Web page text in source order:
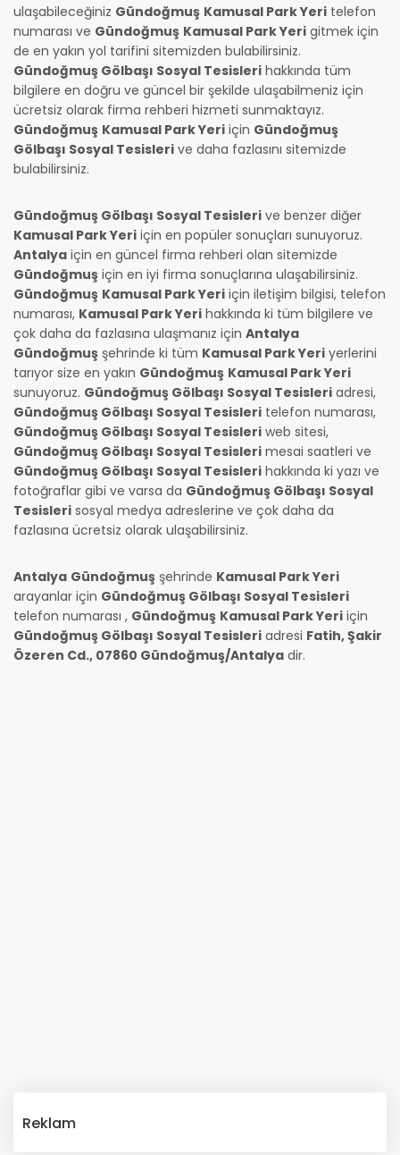
ulaşabileceğiniz Gündoğmuş Kamusal Park Yeri telefon
numarası ve Gündoğmuş Kamusal Park Yeri gitmek için
de en yakın yol tarifini sitemizden bulabilirsiniz.
Gündoğmuş Gölbaşı Sosyal Tesisleri hakkında tüm
bilgilere en doğru ve güncel bir şekilde ulaşabilmeniz için
ücretsiz olarak firma rehberi hizmeti sunmaktayız.
Gündoğmuş Kamusal Park Yeri için Gündoğmuş
Gölbaşı Sosyal Tesisleri ve daha fazlasını sitemizde
bulabilirsiniz.
Gündoğmuş Gölbaşı Sosyal Tesisleri ve benzer diğer
Kamusal Park Yeri için en popüler sonuçları sunuyoruz.
Antalya için en güncel firma rehberi olan sitemizde
Gündoğmuş için en iyi firma sonuçlarına ulaşabilirsiniz.
Gündoğmuş Kamusal Park Yeri için iletişim bilgisi, telefon
numarası, Kamusal Park Yeri hakkında ki tüm bilgilere ve
çok daha da fazlasına ulaşmanız için Antalya
Gündoğmuş şehrinde ki tüm Kamusal Park Yeri yerlerini
tarıyor size en yakın Gündoğmuş Kamusal Park Yeri
sunuyoruz. Gündoğmuş Gölbaşı Sosyal Tesisleri adresi,
Gündoğmuş Gölbaşı Sosyal Tesisleri telefon numarası,
Gündoğmuş Gölbaşı Sosyal Tesisleri web sitesi,
Gündoğmuş Gölbaşı Sosyal Tesisleri mesai saatleri ve
Gündoğmuş Gölbaşı Sosyal Tesisleri hakkında ki yazı ve
fotoğraflar gibi ve varsa da Gündoğmuş Gölbaşı Sosyal
Tesisleri sosyal medya adreslerine ve çok daha da
fazlasına ücretsiz olarak ulaşabilirsiniz.
Antalya Gündoğmuş şehrinde Kamusal Park Yeri
arayanlar için Gündoğmuş Gölbaşı Sosyal Tesisleri
telefon numarası , Gündoğmuş Kamusal Park Yeri için
Gündoğmuş Gölbaşı Sosyal Tesisleri adresi Fatih, Şakir
Özeren Cd., 07860 Gündoğmuş/Antalya dir.
Reklam